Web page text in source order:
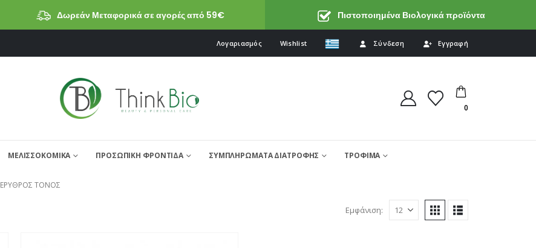
Δωρεάν Μεταφορικά σε αγορές από 59€ Πιστοποιημένα Βιολογικά προϊόντα
Λογαριασμός Wishlist Σύνδεση Εγγραφή
0
ΜΕΛΙΣΣΟΚΟΜΙΚΑ ΠΡΟΣΩΠΙΚΗ ΦΡΟΝΤΙΔΑ ΣΥΜΠΛΗΡΩΜΑΤΑ ΔΙΑΤΡΟΦΗΣ ΤΡΟΦΙΜΑ
ΕΡΥΘΡΌΣ ΤΌΝΟΣ
Εμφάνιση: